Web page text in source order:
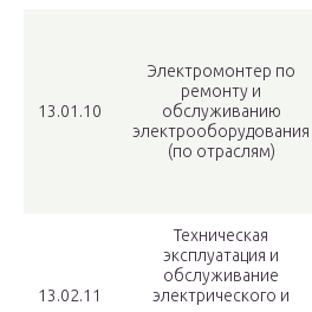
13.01.10
Электромонтер по
ремонту и
обслуживанию
электрооборудования
(по отраслям)
13.02.11
Техническая
эксплуатация и
обслуживание
электрического и